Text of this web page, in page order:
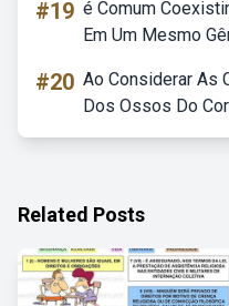
#19 é Comum
Em Um Mesmo
#20 Ao Considerar As
Dos Ossos Do
Related Posts